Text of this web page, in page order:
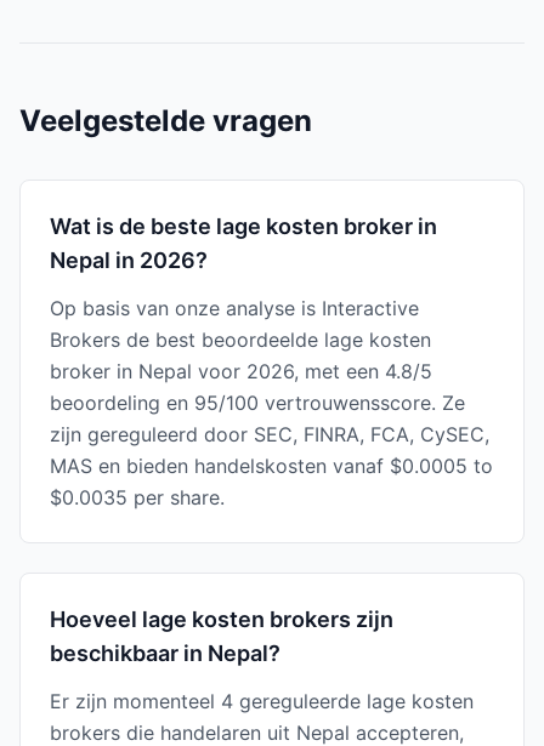
Veelgestelde vragen
Wat is de beste lage kosten broker in
Nepal in 2026?
Op basis van onze analyse is Interactive
Brokers de best beoordeelde lage kosten
broker in Nepal voor 2026, met een 4.8/5
beoordeling en 95/100 vertrouwensscore. Ze
zijn gereguleerd door SEC, FINRA, FCA, CySEC,
MAS en bieden handelskosten vanaf $0.0005 to
$0.0035 per share.
Hoeveel lage kosten brokers zijn
beschikbaar in Nepal?
Er zijn momenteel 4 gereguleerde lage kosten
brokers die handelaren uit Nepal accepteren,